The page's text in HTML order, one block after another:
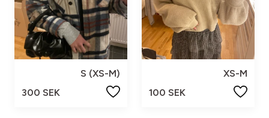
S (XS-M)
300 SEK
XS-M
100 SEK